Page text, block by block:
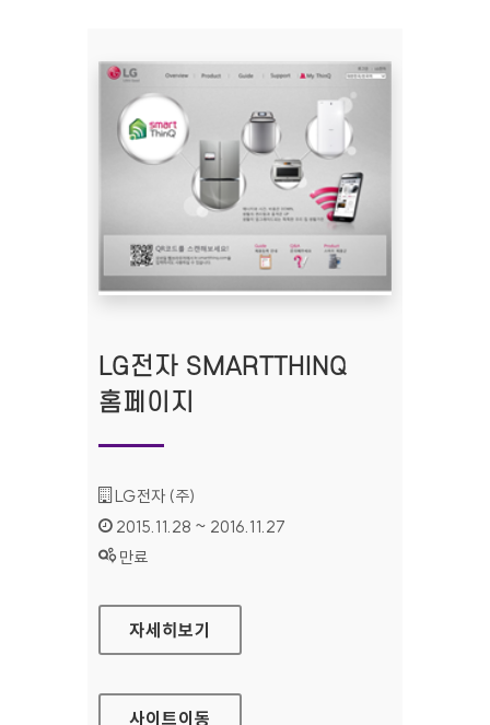
LG전자 SMARTTHINQ
홈페이지
기관명 :
LG전자 (주)
인증기간 :
2015.11.28 ~ 2016.11.27
상태 :
만료
LG전자 SMARTTHINQ 홈페이지
자세히보기
사이트이동